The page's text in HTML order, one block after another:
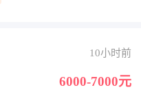
10小时前
6000-7000元